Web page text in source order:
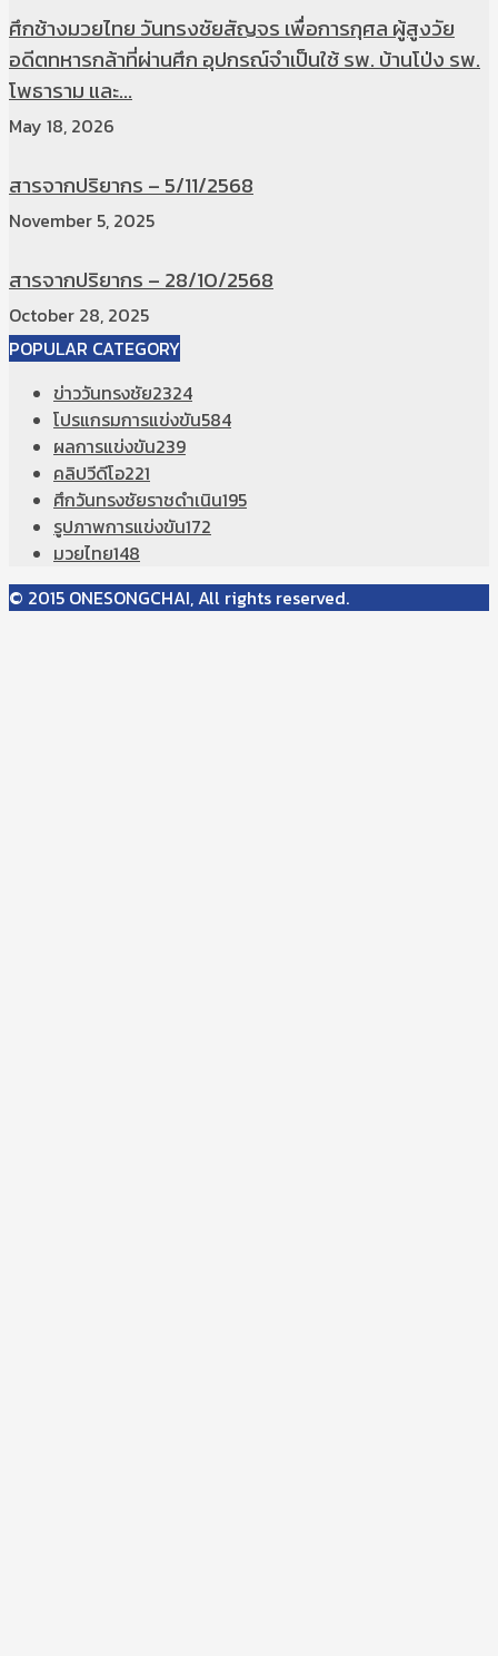
ศึกช้างมวยไทย วันทรงชัยสัญจร เพื่อการกุศล ผู้สูงวัย
อดีตทหารกล้าที่ผ่านศึก อุปกรณ์จำเป็นใช้ รพ. บ้านโป่ง รพ.
โพธาราม และ...
May 18, 2026
สารจากปริยากร – 5/11/2568
November 5, 2025
สารจากปริยากร – 28/10/2568
October 28, 2025
POPULAR CATEGORY
ข่าววันทรงชัย2324
โปรแกรมการแข่งขัน584
ผลการแข่งขัน239
คลิปวีดีโอ221
ศึกวันทรงชัยราชดำเนิน195
รูปภาพการแข่งขัน172
มวยไทย148
© 2015 ONESONGCHAI, All rights reserved.